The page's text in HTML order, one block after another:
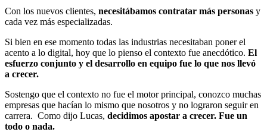
Con los nuevos clientes, necesitábamos contratar más personas y
cada vez más especializadas.
Si bien en ese momento todas las industrias necesitaban poner el
acento a lo digital, hoy que lo pienso el contexto fue anecdótico. El
esfuerzo conjunto y el desarrollo en equipo fue lo que nos llevó
a crecer.
Sostengo que el contexto no fue el motor principal, conozco muchas
empresas que hacían lo mismo que nosotros y no lograron seguir en
carrera. Como dijo Lucas, decidimos apostar a crecer. Fue un
todo o nada.